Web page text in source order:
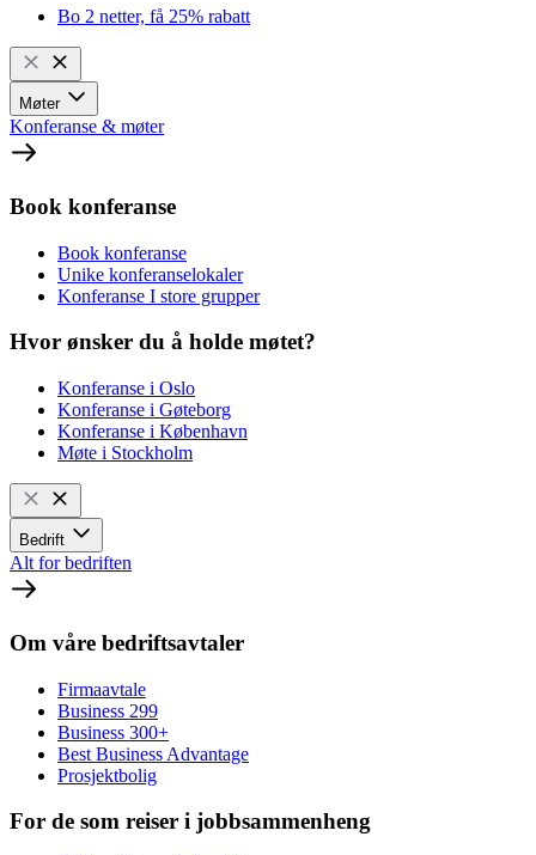
Bo 2 netter, få 25% rabatt
Møter
Konferanse & møter
Book konferanse
Book konferanse
Unike konferanselokaler
Konferanse I store grupper
Hvor ønsker du å holde møtet?
Konferanse i Oslo
Konferanse i Gøteborg
Konferanse i København
Møte i Stockholm
Bedrift
Alt for bedriften
Om våre bedriftsavtaler
Firmaavtale
Business 299
Business 300+
Best Business Advantage
Prosjektbolig
For de som reiser i jobbsammenheng